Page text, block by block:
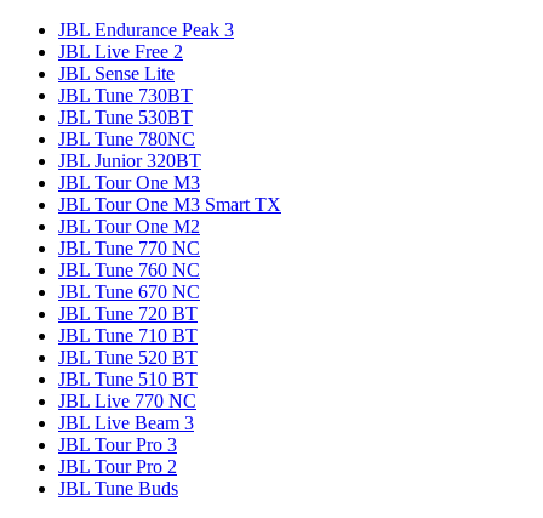
JBL Endurance Peak 3
JBL Live Free 2
JBL Sense Lite
JBL Tune 730BT
JBL Tune 530BT
JBL Tune 780NC
JBL Junior 320BT
JBL Tour One M3
JBL Tour One M3 Smart TX
JBL Tour One M2
JBL Tune 770 NC
JBL Tune 760 NC
JBL Tune 670 NC
JBL Tune 720 BT
JBL Tune 710 BT
JBL Tune 520 BT
JBL Tune 510 BT
JBL Live 770 NC
JBL Live Beam 3
JBL Tour Pro 3
JBL Tour Pro 2
JBL Tune Buds